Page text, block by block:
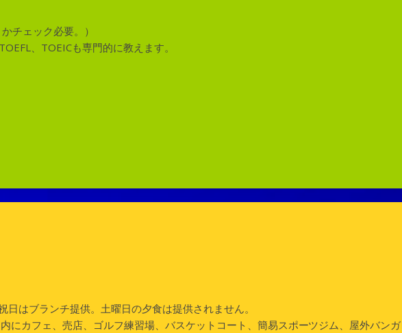
チェック必要。）
、TOEICも専門的に教えます。
はブランチ提供。土曜日の夕食は提供されません。
にカフェ、売店、ゴルフ練習場、バスケットコート、簡易スポーツジム、屋外バンガ